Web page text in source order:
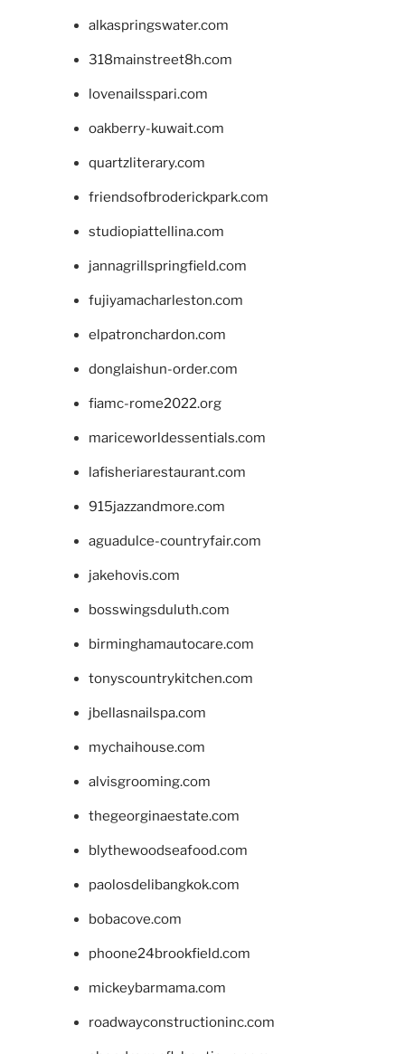
alkaspringswater.com
318mainstreet8h.com
lovenailsspari.com
oakberry-kuwait.com
quartzliterary.com
friendsofbroderickpark.com
studiopiattellina.com
jannagrillspringfield.com
fujiyamacharleston.com
elpatronchardon.com
donglaishun-order.com
fiamc-rome2022.org
mariceworldessentials.com
lafisheriarestaurant.com
915jazzandmore.com
aguadulce-countryfair.com
jakehovis.com
bosswingsduluth.com
birminghamautocare.com
tonyscountrykitchen.com
jbellasnailspa.com
mychaihouse.com
alvisgrooming.com
thegeorginaestate.com
blythewoodseafood.com
paolosdelibangkok.com
bobacove.com
phoone24brookfield.com
mickeybarmama.com
roadwayconstructioninc.com